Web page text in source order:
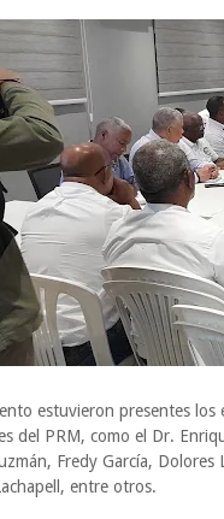
estuvieron presentes
del PRM, como el Dr.
Fredy García, Dolores
entre otros.